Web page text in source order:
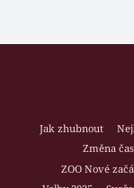
Jak zhubnout
Změna
ZOO Nové